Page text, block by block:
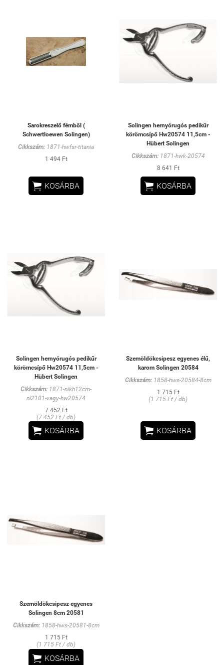
Sarokreszelő fémből (
Schwertloewen Solingen)
Cikkszám: 1871-hwfsr-titania
1 494 Ft
 KOSÁRBA
Solingen hernyórugós pedikűr
körömcsípő Hw20574 11,5cm -
Hübert Solingen
Cikkszám:1871-hwk-20574
8 641 Ft
 KOSÁRBA
Solingen hernyórugós pedikűr
körömcsípő Hw20574 11,5cm -
Hübert Solingen
Cikkszám: 1871-nikh12cm-
ni2101-vagy-hw20574
7 452 Ft
(7 452 Ft / db)
 KOSÁRBA
Szemöldökcsipesz egyenes élű,
karom Solingen 20584
Cikkszám:1858-hws-20584-8cm
1 715 Ft
(1 715 Ft / db)
 KOSÁRBA
Szemöldökcsipesz egyenes
Solingen 8cm 20581
Cikkszám:1858-hws-20581-8cm
1 715 Ft
(1 715 Ft / db)
 KOSÁRBA